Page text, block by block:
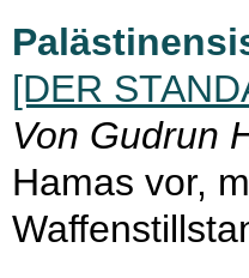
[DER
Von Gudrun
Hamas vor,